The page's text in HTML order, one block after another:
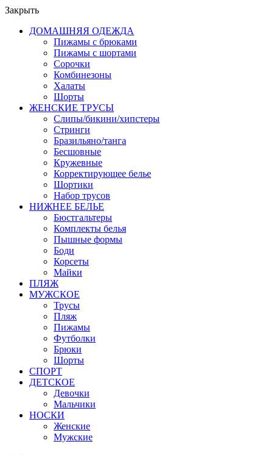
Закрыть
ДОМАШНЯЯ ОДЕЖДА
Пижамы с брюками
Пижамы с шортами
Сорочки
Комбинезоны
Халаты
Шорты
ЖЕНСКИЕ ТРУСЫ
Слипы/бикини/хипстеры
Стринги
Бразильяно/танга
Бесшовные
Кружевные
Корректирующее белье
Шортики
Набор трусов
НИЖНЕЕ БЕЛЬЕ
Бюстгальтеры
Комплекты белья
Пышные формы
Боди
Корсеты
Майки
ПЛЯЖ
МУЖСКОЕ
Трусы
Пляж
Пижамы
Футболки
Брюки
Шорты
СПОРТ
ДЕТСКОЕ
Девочки
Мальчики
НОСКИ
Женские
Мужские